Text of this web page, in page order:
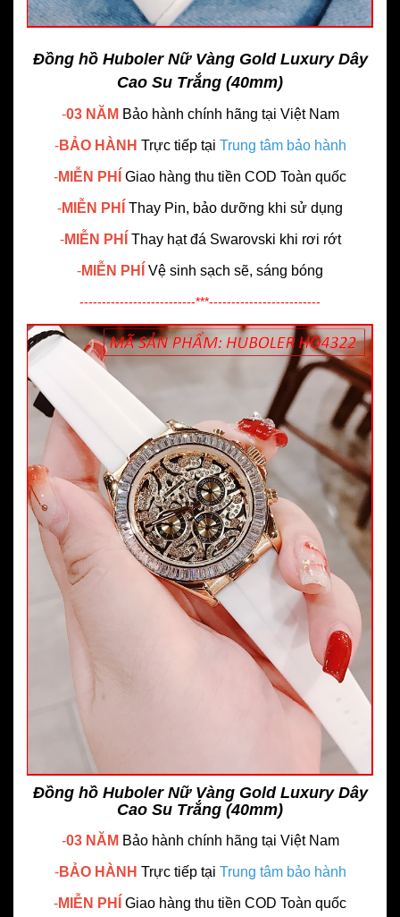
Đồng hồ Huboler Nữ Vàng Gold Luxury Dây
Cao Su Trắng (40mm)
-03 NĂM Bảo hành chính hãng tại Việt Nam
-BẢO HÀNH Trực tiếp tại Trung tâm bảo hành
-MIỄN PHÍ Giao hàng thu tiền COD Toàn quốc
-MIỄN PHÍ Thay Pin, bảo dưỡng khi sử dụng
-MIỄN PHÍ Thay hạt đá Swarovski khi rơi rớt
-MIỄN PHÍ Vệ sinh sạch sẽ, sáng bóng
--------------------------***-------------------------
Đồng hồ Huboler Nữ Vàng Gold Luxury Dây
Cao Su Trắng (40mm)
-03 NĂM Bảo hành chính hãng tại Việt Nam
-BẢO HÀNH Trực tiếp tại Trung tâm bảo hành
-MIỄN PHÍ Giao hàng thu tiền COD Toàn quốc